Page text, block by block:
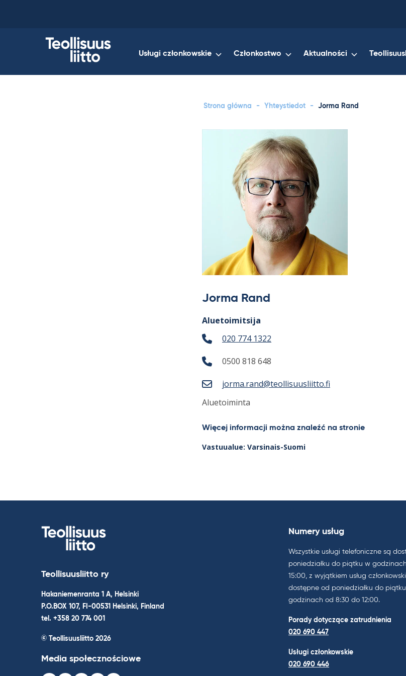
Usługi członkowskie Członkostwo Aktualności
Strona główna - Yhteystiedot - Jorma Rand
Jorma Rand
Aluetoimitsija
020 774 1322
0500 818 648
jorma.rand@teollisuusliitto.fi
Aluetoiminta
Więcej informacji można znaleźć na stronie
Vastuualue: Varsinais-Suomi
your
clipboard.)
Teollisuusliitto ry
Hakaniemenranta 1 A, Helsinki
P.O.BOX 107, FI-00531 Helsinki, Finland
tel. +358 20 774 001
© Teollisuusliitto 2026
Media społecznościowe
Numery usług
Wszystkie usługi telefoniczne są
poniedziałku do piątku w
15:00, z wyjątkiem usług
dostępne od poniedziałku do
godzinach od 8:30 do 12:00.
Porady dotyczące zatrudnienia
020 690 447
Usługi członkowskie
020 690 446